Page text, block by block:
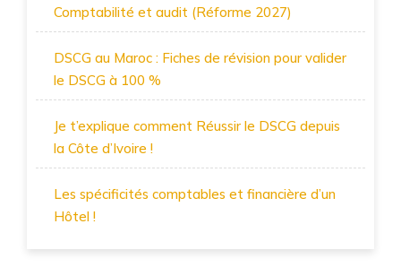
Comptabilité et audit (Réforme 2027)
DSCG au Maroc : Fiches de révision pour valider
le DSCG à 100 %
Je t’explique comment Réussir le DSCG depuis
la Côte d’Ivoire !
Les spécificités comptables et financière d’un
Hôtel !